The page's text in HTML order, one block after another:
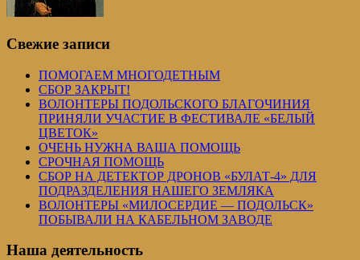
Свежие записи
ПОМОГАЕМ МНОГОДЕТНЫМ
СБОР ЗАКРЫТ!
ВОЛОНТЕРЫ ПОДОЛЬСКОГО БЛАГОЧИНИЯ
ПРИНЯЛИ УЧАСТИЕ В ФЕСТИВАЛЕ «БЕЛЫЙ
ЦВЕТОК»
ОЧЕНЬ НУЖНА ВАША ПОМОЩЬ
СРОЧНАЯ ПОМОЩЬ
СБОР НА ДЕТЕКТОР ДРОНОВ «БУЛАТ-4» ДЛЯ
ПОДРАЗДЕЛЕНИЯ НАШЕГО ЗЕМЛЯКА
ВОЛОНТЕРЫ «МИЛОСЕРДИЕ — ПОДОЛЬСК»
ПОБЫВАЛИ НА КАБЕЛЬНОМ ЗАВОДЕ
Наша деятельность